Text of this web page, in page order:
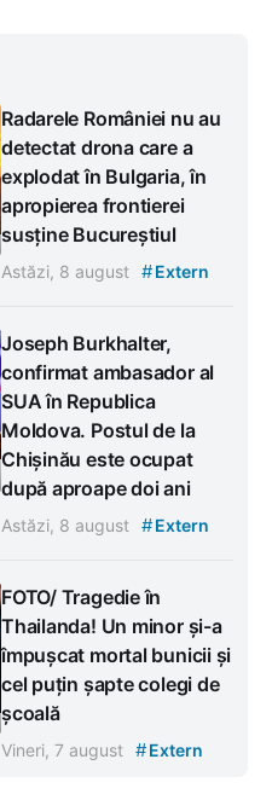
Radarele României nu au
detectat drona care a
explodat în Bulgaria, în
apropierea frontierei
susține Bucureștiul
Astăzi, 8 august #Extern
Joseph Burkhalter,
confirmat ambasador al
SUA în Republica
Moldova. Postul de la
Chișinău este ocupat
după aproape doi ani
Astăzi, 8 august #Extern
FOTO/ Tragedie în
Thailanda! Un minor și-a
împușcat mortal bunicii și
cel puțin șapte colegi de
școală
Vineri, 7 august #Extern